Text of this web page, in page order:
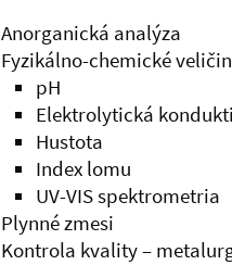
Anorganická analýza
Fyzikálno-chemické
pH
Elektrolytická
Hustota
Index lomu
UV-VIS spektrometria
Plynné zmesi
Kontrola kvality –